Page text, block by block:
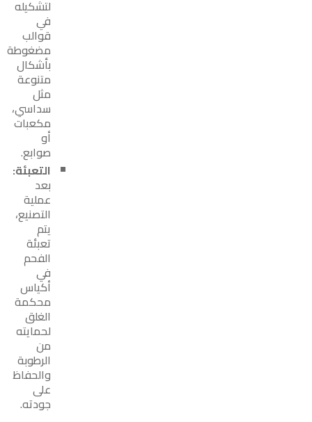
لتشكيله
في
قوالب
مضغوطة
بأشكال
متنوعة
مثل
سداسي،
مكعبات
أو
صوابع.
التعبئة:
بعد
عملية
التصنيع،
يتم
تعبئة
الفحم
في
أكياس
محكمة
الغلق
لحمايته
من
الرطوبة
والحفاظ
على
جودته.